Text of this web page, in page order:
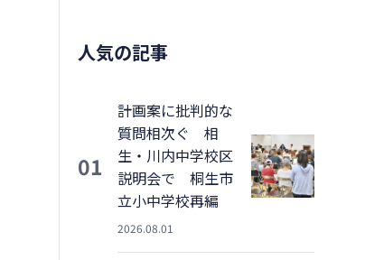
人気の記事
01
計画案に批判的な
質問相次ぐ 相
生・川内中学校区
説明会で 桐生市
立小中学校再編
2026.08.01